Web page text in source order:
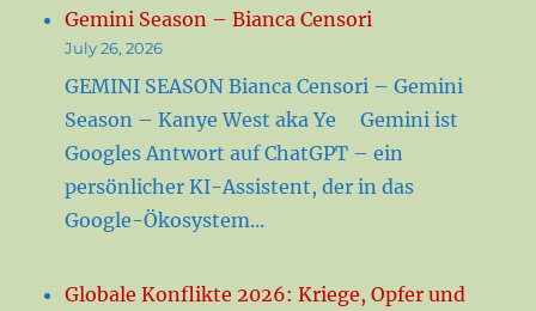
Gemini Season – Bianca Censori
July 26, 2026
GEMINI SEASON Bianca Censori – Gemini
Season – Kanye West aka Ye Gemini ist
Googles Antwort auf ChatGPT – ein
persönlicher KI-Assistent, der in das
Google-Ökosystem...
Globale Konflikte 2026: Kriege, Opfer und